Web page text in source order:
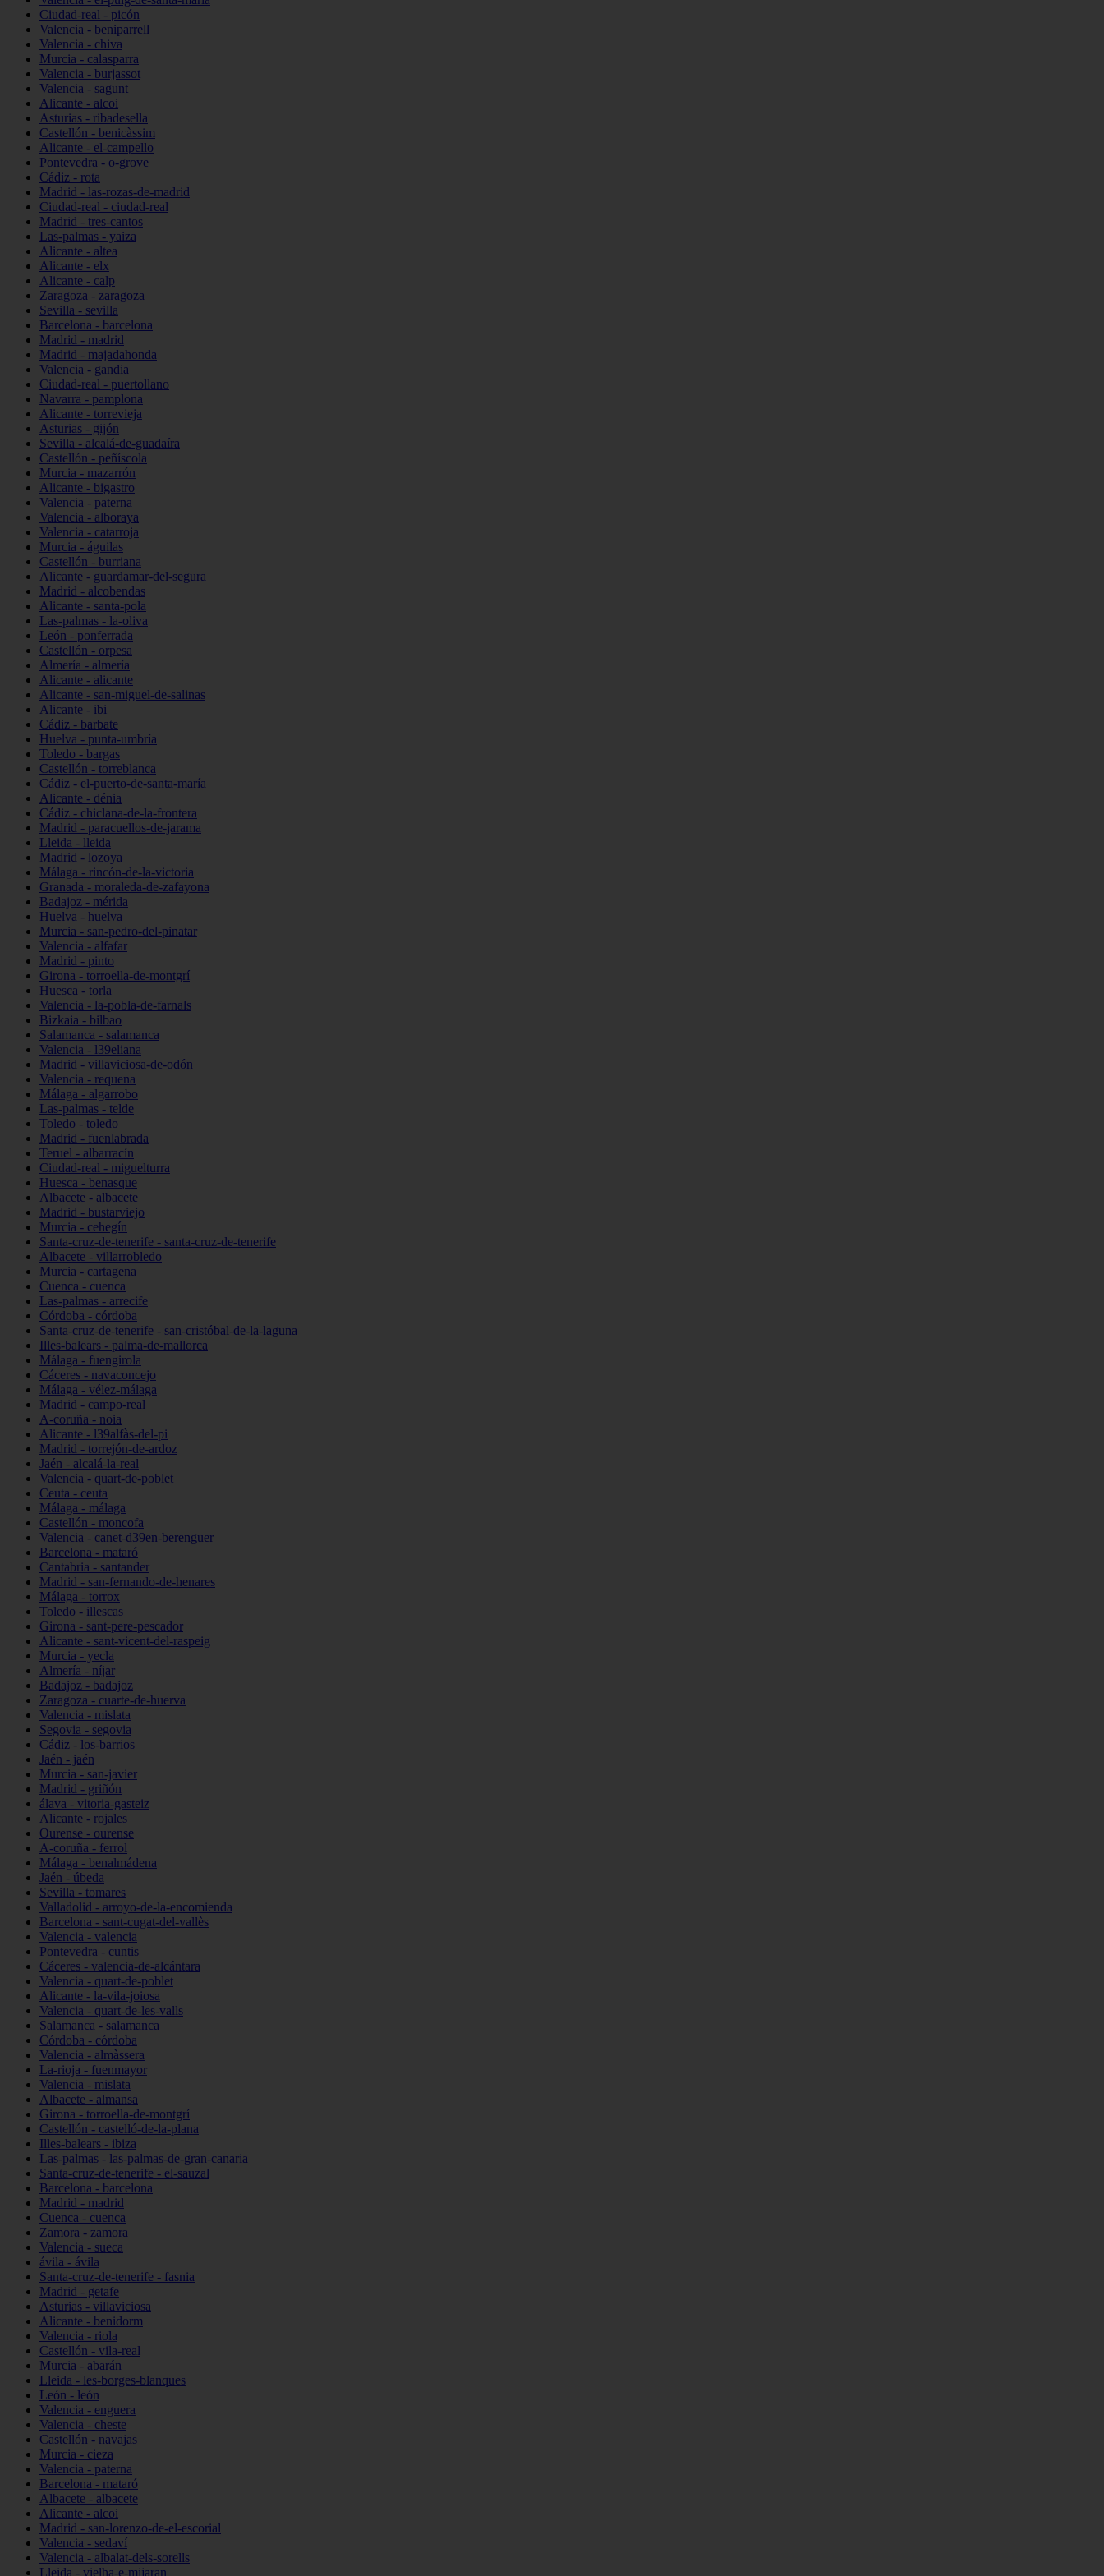
Ciudad-real - picón
Valencia - beniparrell
Valencia - chiva
Murcia - calasparra
Valencia - burjassot
Valencia - sagunt
Alicante - alcoi
Asturias - ribadesella
Castellón - benicàssim
Alicante - el-campello
Pontevedra - o-grove
Cádiz - rota
Madrid - las-rozas-de-madrid
Ciudad-real - ciudad-real
Madrid - tres-cantos
Las-palmas - yaiza
Alicante - altea
Alicante - elx
Alicante - calp
Zaragoza - zaragoza
Sevilla - sevilla
Barcelona - barcelona
Madrid - madrid
Madrid - majadahonda
Valencia - gandia
Ciudad-real - puertollano
Navarra - pamplona
Alicante - torrevieja
Asturias - gijón
Sevilla - alcalá-de-guadaíra
Castellón - peñíscola
Murcia - mazarrón
Alicante - bigastro
Valencia - paterna
Valencia - alboraya
Valencia - catarroja
Murcia - águilas
Castellón - burriana
Alicante - guardamar-del-segura
Madrid - alcobendas
Alicante - santa-pola
Las-palmas - la-oliva
León - ponferrada
Castellón - orpesa
Almería - almería
Alicante - alicante
Alicante - san-miguel-de-salinas
Alicante - ibi
Cádiz - barbate
Huelva - punta-umbría
Toledo - bargas
Castellón - torreblanca
Cádiz - el-puerto-de-santa-maría
Alicante - dénia
Cádiz - chiclana-de-la-frontera
Madrid - paracuellos-de-jarama
Lleida - lleida
Madrid - lozoya
Málaga - rincón-de-la-victoria
Granada - moraleda-de-zafayona
Badajoz - mérida
Huelva - huelva
Murcia - san-pedro-del-pinatar
Valencia - alfafar
Madrid - pinto
Girona - torroella-de-montgrí
Huesca - torla
Valencia - la-pobla-de-farnals
Bizkaia - bilbao
Salamanca - salamanca
Valencia - l39eliana
Madrid - villaviciosa-de-odón
Valencia - requena
Málaga - algarrobo
Las-palmas - telde
Toledo - toledo
Madrid - fuenlabrada
Teruel - albarracín
Ciudad-real - miguelturra
Huesca - benasque
Albacete - albacete
Madrid - bustarviejo
Murcia - cehegín
Santa-cruz-de-tenerife - santa-cruz-de-tenerife
Albacete - villarrobledo
Murcia - cartagena
Cuenca - cuenca
Las-palmas - arrecife
Córdoba - córdoba
Santa-cruz-de-tenerife - san-cristóbal-de-la-laguna
Illes-balears - palma-de-mallorca
Málaga - fuengirola
Cáceres - navaconcejo
Málaga - vélez-málaga
Madrid - campo-real
A-coruña - noia
Alicante - l39alfàs-del-pi
Madrid - torrejón-de-ardoz
Jaén - alcalá-la-real
Valencia - quart-de-poblet
Ceuta - ceuta
Málaga - málaga
Castellón - moncofa
Valencia - canet-d39en-berenguer
Barcelona - mataró
Cantabria - santander
Madrid - san-fernando-de-henares
Málaga - torrox
Toledo - illescas
Girona - sant-pere-pescador
Alicante - sant-vicent-del-raspeig
Murcia - yecla
Almería - níjar
Badajoz - badajoz
Zaragoza - cuarte-de-huerva
Valencia - mislata
Segovia - segovia
Cádiz - los-barrios
Jaén - jaén
Murcia - san-javier
Madrid - griñón
álava - vitoria-gasteiz
Alicante - rojales
Ourense - ourense
A-coruña - ferrol
Málaga - benalmádena
Jaén - úbeda
Sevilla - tomares
Valladolid - arroyo-de-la-encomienda
Barcelona - sant-cugat-del-vallès
Valencia - valencia
Pontevedra - cuntis
Cáceres - valencia-de-alcántara
Valencia - quart-de-poblet
Alicante - la-vila-joiosa
Valencia - quart-de-les-valls
Salamanca - salamanca
Córdoba - córdoba
Valencia - almàssera
La-rioja - fuenmayor
Valencia - mislata
Albacete - almansa
Girona - torroella-de-montgrí
Castellón - castelló-de-la-plana
Illes-balears - ibiza
Las-palmas - las-palmas-de-gran-canaria
Santa-cruz-de-tenerife - el-sauzal
Barcelona - barcelona
Madrid - madrid
Cuenca - cuenca
Zamora - zamora
Valencia - sueca
ávila - ávila
Santa-cruz-de-tenerife - fasnia
Madrid - getafe
Asturias - villaviciosa
Alicante - benidorm
Valencia - riola
Castellón - vila-real
Murcia - abarán
Lleida - les-borges-blanques
León - león
Valencia - enguera
Valencia - cheste
Castellón - navajas
Murcia - cieza
Valencia - paterna
Barcelona - mataró
Albacete - albacete
Alicante - alcoi
Madrid - san-lorenzo-de-el-escorial
Valencia - sedaví
Valencia - albalat-dels-sorells
Lleida - vielha-e-mijaran